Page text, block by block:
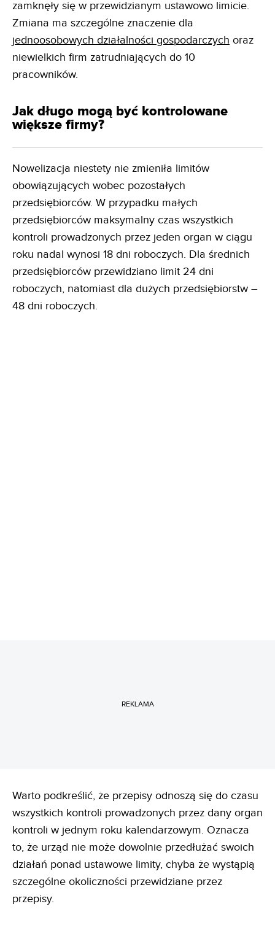
zamknęły się w przewidzianym ustawowo limicie.
Zmiana ma szczególne znaczenie dla
jednoosobowych działalności gospodarczych oraz
niewielkich firm zatrudniających do 10
pracowników.
Jak długo mogą być kontrolowane
większe firmy?
Nowelizacja niestety nie zmieniła limitów
obowiązujących wobec pozostałych
przedsiębiorców. W przypadku małych
przedsiębiorców maksymalny czas wszystkich
kontroli prowadzonych przez jeden organ w ciągu
roku nadal wynosi 18 dni roboczych. Dla średnich
przedsiębiorców przewidziano limit 24 dni
roboczych, natomiast dla dużych przedsiębiorstw –
48 dni roboczych.
REKLAMA
Warto podkreślić, że przepisy odnoszą się do czasu
wszystkich kontroli prowadzonych przez dany organ
kontroli w jednym roku kalendarzowym. Oznacza
to, że urząd nie może dowolnie przedłużać swoich
działań ponad ustawowe limity, chyba że wystąpią
szczególne okoliczności przewidziane przez
przepisy.